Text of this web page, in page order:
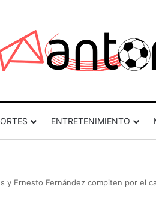
ENTRETENIMIENTO
y Ernesto Fernández compiten por el